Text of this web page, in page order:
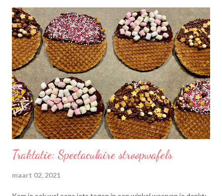
Traktatie: Spectaculaire stroopwafels
maart 02, 2021